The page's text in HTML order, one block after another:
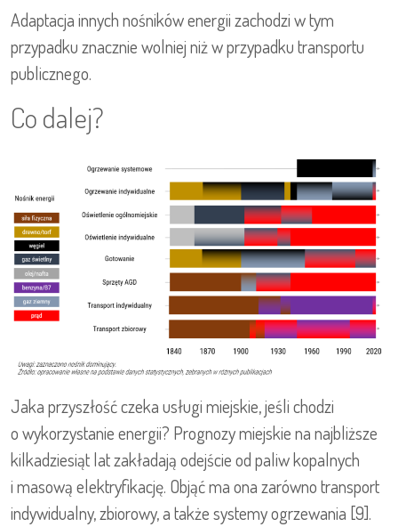
Adaptacja innych nośników energii zachodzi w tym
przypadku znacznie wolniej niż w przypadku transportu
publicznego.
Co dalej?
Jaka przyszłość czeka usługi miejskie, jeśli chodzi
o wykorzystanie energii? Prognozy miejskie na najbliższe
kilkadziesiąt lat zakładają odejście od paliw kopalnych
i masową elektryfikację. Objąć ma ona zarówno transport
indywidualny, zbiorowy, a także systemy ogrzewania [9].